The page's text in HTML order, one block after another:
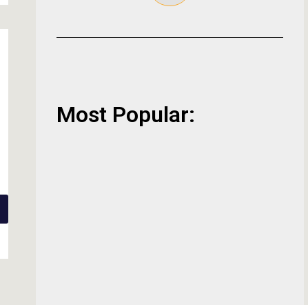
Most Popular: